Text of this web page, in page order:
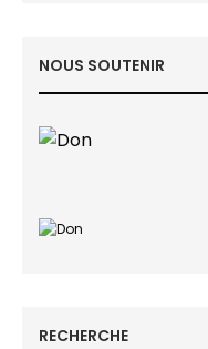
NOUS SOUTENIR
RECHERCHE